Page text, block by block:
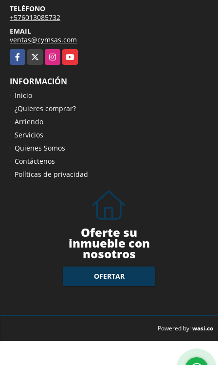
TELÉFONO
+576013085732
EMAIL
ventas@cymsas.com
Facebook
InstagramYouTube
INFORMACIÓN
Inicio
¿Quieres comprar?
Arriendo
Servicios
Quienes Somos
Contáctenos
Políticas de privacidad
Oferte su
inmueble con
nosotros
OFERTAR
Powered by:wasi.co